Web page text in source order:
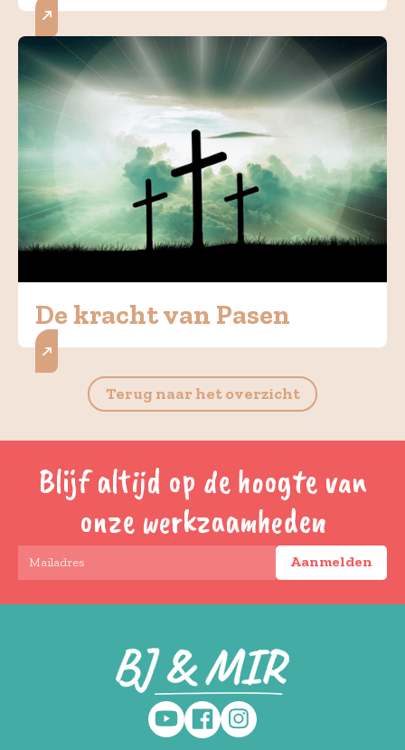
De kracht van Pasen
Terug naar het overzicht
Blijf altijd op de hoogte van
onze werkzaamheden